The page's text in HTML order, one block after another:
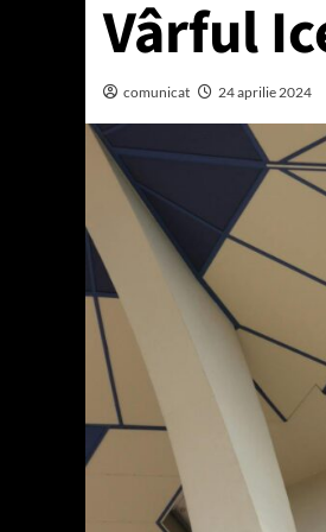
Vârful
comunicat 24 aprilie 2024